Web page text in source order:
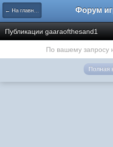
← На главную
Публикации gaaraofthesand1
По вашему запросу
Полная